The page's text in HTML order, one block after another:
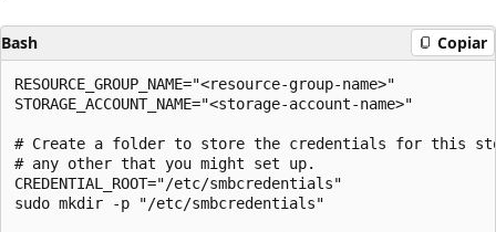
Bash Copiar
RESOURCE_GROUP_NAME="<resource-group-name>"
STORAGE_ACCOUNT_NAME="<storage-account-name>"
# Create a folder to store the credentials for this
# any other that you might set up.
CREDENTIAL_ROOT="/etc/smbcredentials"
sudo mkdir -p "/etc/smbcredentials"